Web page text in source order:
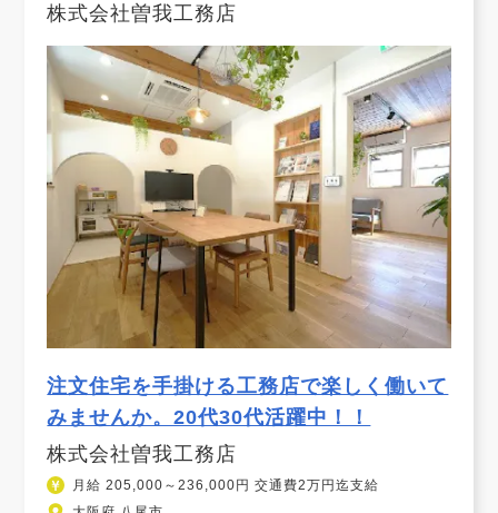
株式会社曽我工務店
注文住宅を手掛ける工務店で楽しく働いて
みませんか。20代30代活躍中！！
株式会社曽我工務店
月給 205,000～236,000円 交通費2万円迄支給